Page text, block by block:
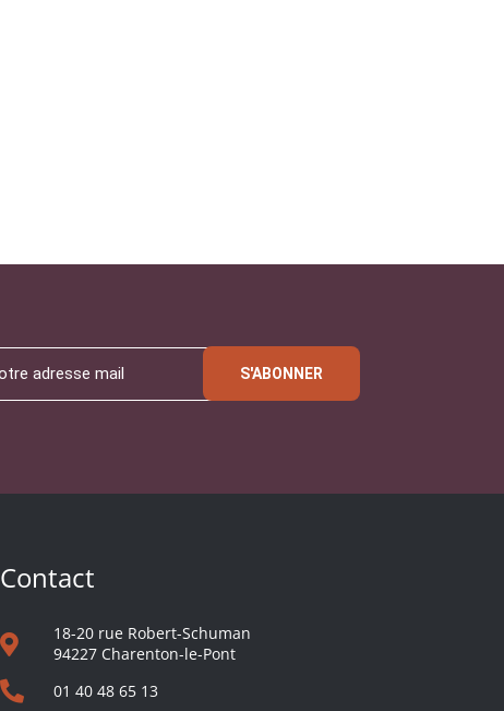
S'ABONNER
Contact
18-20 rue Robert-Schuman
94227 Charenton-le-Pont
01 40 48 65 13